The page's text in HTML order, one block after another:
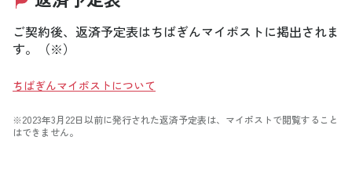
ご契約後、返済予定表はちばぎんマイポストに掲出されま
す。（※）
ちばぎんマイポストについて
※2023年3月22日以前に発行された返済予定表は、マイポストで閲覧すること
はできません。